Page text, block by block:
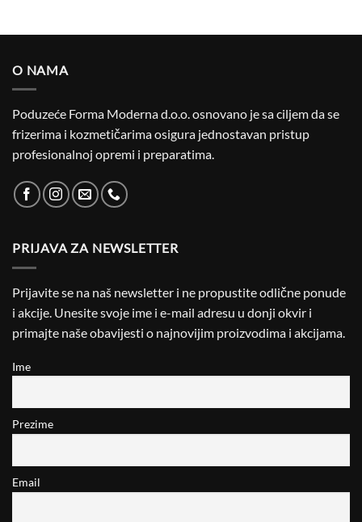
O NAMA
Poduzeće Forma Moderna d.o.o. osnovano je sa ciljem da se
frizerima i kozmetičarima osigura jednostavan pristup
profesionalnoj opremi i preparatima.
PRIJAVA ZA NEWSLETTER
Prijavite se na naš newsletter i ne propustite odlične ponude
i akcije. Unesite svoje ime i e-mail adresu u donji okvir i
primajte naše obavijesti o najnovijim proizvodima i akcijama.
Ime
Prezime
Email